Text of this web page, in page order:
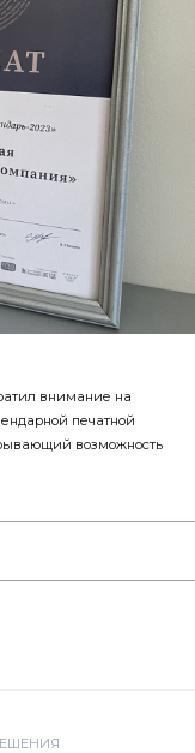
внимание на
печатной
возможность